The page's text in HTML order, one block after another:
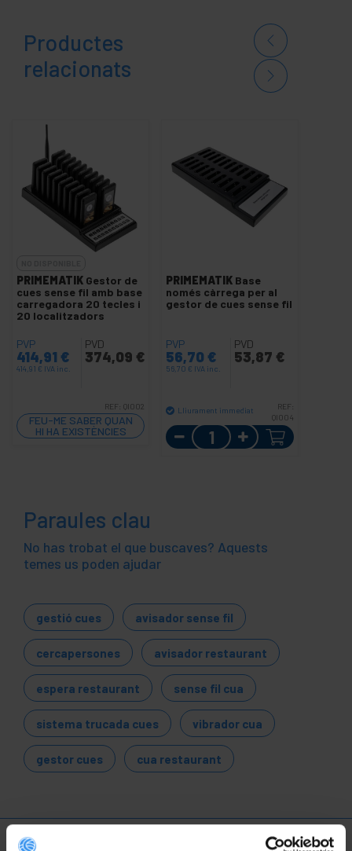
Productes
relacionats
PRIMEMATIK Gestor de
cues sense fil amb base
carregadora 20 tecles i
20 localitzadors
PVP
414,91 €
414,91 € IVA inc.
PVD
374,09 €
REF: QI002
FEU-ME SABER QUAN
HI HA EXISTÈNCIES
PRIMEMATIK Base
només càrrega per al
gestor de cues sense fil
PVP
56,70 €
56,70 € IVA inc.
PVD
53,87 €
Lliurament immediat
REF:
QI004
Quantitat
Paraules clau
No has trobat el que buscaves? Aquests
temes us poden ajudar
gestió cues avisador sense fil
cercapersones avisador restaurant
espera restaurant sense fil cua
sistema trucada cues vibrador cua
gestor cues cua restaurant